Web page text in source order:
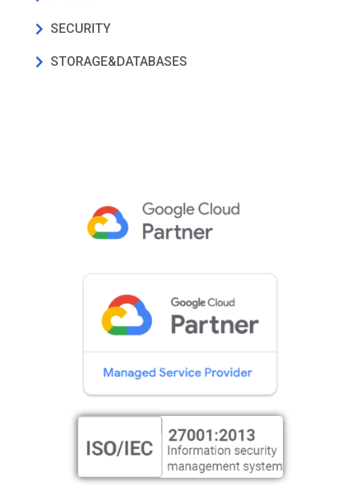
SECURITY
STORAGE&DATABASES